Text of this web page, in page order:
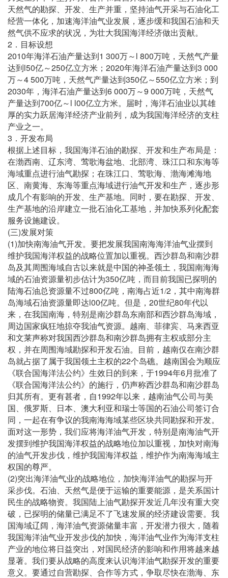
天然气的勘探、开发、生产并重，坚持油气开采与石油化工
经营一体化，加速海洋油气业发展，逐步缓和我国石油和天
然气供不应求的状况，为壮大我国海洋经济做出贡献。
2 ．目标设想
2010年海洋石油产量达到 1 300万～ l 800万吨，天然气产量
达到 l50亿～250亿立方米； 2020年海洋石油产量达到 3 000
万～4 500万吨，天然气产量达到 350亿～550亿立方米；到
2030年，海洋石油产量达到 6 000万～9 000万吨，天然气
产量达到 700亿～ l l00亿立方米。届时，海洋石油业以其雄
厚的实力跃居海洋经济产业前列，成为我国海洋经济的支柱
产业之一。
3 ．开发布局
根据上述目标，我国海洋石油的勘探、开发和生产布局是：
在渤西南、辽东湾、莺歌海盆地、北部湾、珠江口和东海等
海域重点进行油气勘探；在珠江口、莺歌海、渤海滩海地
区、南黄海、东海等重点海域进行油气开发和生产，逐步形
成几个有影响的开发、生产基地。同时，要在勘探、开发、
生产基地的沿岸建立一批石油化工基地，并加快系列化配套
服务设施建设。
(三)发展对策
(1)加快南海油气开发。要把发展我国南海海洋油气业摆到
维护我国海洋权益的战略位置加以重视。西沙群岛和南沙群
岛及其周围海域自古以来就是中国的神圣领土，我国南海海
域的石油资源量初步估计为350亿吨，而目前我国已探明的
陆海石油总资源量不过800亿吨，南海占近1/2 ，其中南海群
岛海域石油资源量即达l00亿吨。但是， 20世纪80年代以
来，在我国南海，特别是南沙群岛东南部和西沙群岛海域，
周边国家疯狂地掠夺我油气资源。越南、菲律宾、马来西亚
和文莱声称对我国西沙群岛和南沙群岛拥有主权或部分主
权，并在周围海域勘探和开发石油。目前，越南仅在南沙群
岛就占据了属于我国领土主权的22个岛礁。越南国会为顺应
《联合国海洋法公约》生效日的到来，于1994年6月批准了
《联合国海洋法公约》的施行，仍声称西沙群岛和南沙群岛
归其所有。更有甚者，自1992年以来，越南油气公司与美
国、俄罗斯、日本、澳大利亚和瑞士等国的石油公司签订合
同，一起在有争议的我南海海域某些区块共同勘探和开发。
面对这一形势，我们应将海洋油气开发，特别是南海油气开
发摆到维护我国海洋权益的战略地位加以重视，加快对南海
的油气开发步伐，维护我国海洋权益，维护作为南海海域主
权国的尊严。
(2)突出海洋油气业的战略地位，加快海洋油气的勘探与开
采步伐。石油、天然气是便于运输的重要能源，是关系国计
民生的战略物资。我国陆上油气勘探开发近几年没有重大突
破，已探明的储量已满足不了飞速发展的经济建设需要。我
国海域辽阔，海洋油气资源储量丰富，开发潜力很大，随着
我国海洋油气业开发步伐的加快，海洋油气业作为海洋支柱
产业的地位将日益突出，对国民经济的影响和作用将越来越
显著。我们要从战略的高度来认识海洋油气勘探开发的重要
意义。要通过自营勘探、合作等方式，争取尽快在渤海、东